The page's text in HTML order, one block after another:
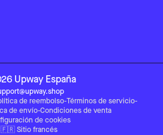
Upway España
de reembolso-Términos de servicio-
de envío-Condiciones de venta
de cookies
🇫🇷 Sitio francés